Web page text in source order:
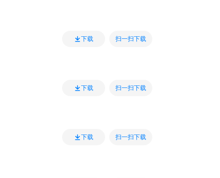
下载 扫一扫下载
下载 扫一扫下载
下载 扫一扫下载